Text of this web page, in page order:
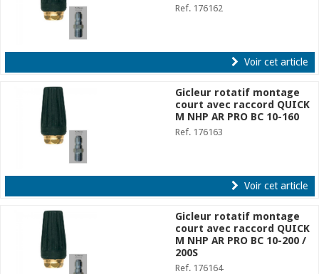
Ref. 176162
Voir cet article
Gicleur rotatif montage
court avec raccord QUICK
M NHP AR PRO BC 10-160
Ref. 176163
Voir cet article
Gicleur rotatif montage
court avec raccord QUICK
M NHP AR PRO BC 10-200 /
200S
Ref. 176164